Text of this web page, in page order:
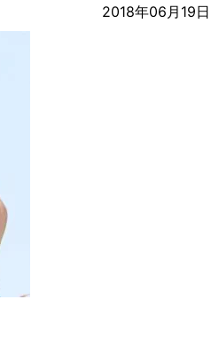
2018年06月19日